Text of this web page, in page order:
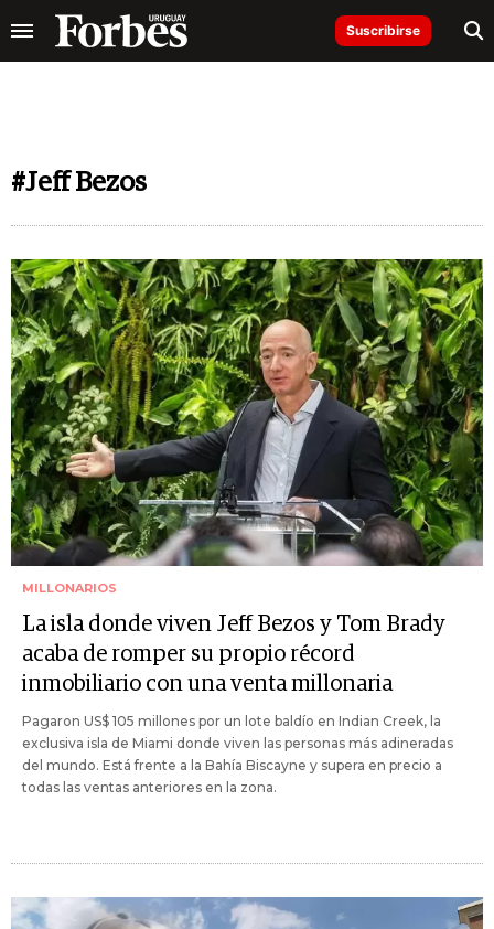
Suscribirse
#Jeff Bezos
MILLONARIOS
La isla donde viven Jeff Bezos y Tom Brady
acaba de romper su propio récord
inmobiliario con una venta millonaria
Pagaron US$ 105 millones por un lote baldío en Indian Creek, la
exclusiva isla de Miami donde viven las personas más adineradas
del mundo. Está frente a la Bahía Biscayne y supera en precio a
todas las ventas anteriores en la zona.